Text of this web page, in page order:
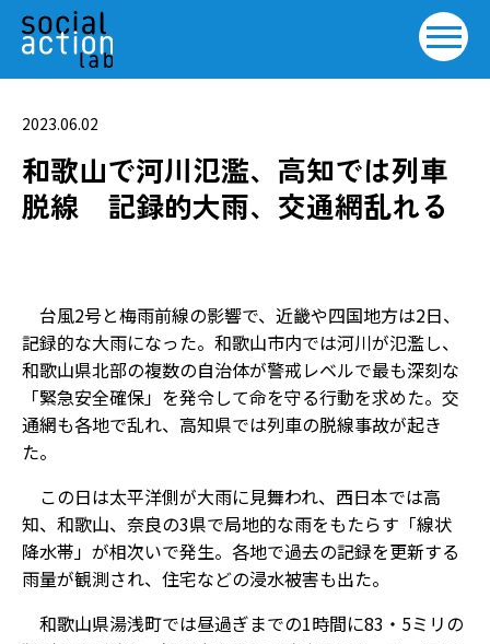
2023.06.02
和歌山で河川氾濫、高知では列車
脱線 記録的大雨、交通網乱れる
台風2号と梅雨前線の影響で、近畿や四国地方は2日、
記録的な大雨になった。和歌山市内では河川が氾濫し、
和歌山県北部の複数の自治体が警戒レベルで最も深刻な
「緊急安全確保」を発令して命を守る行動を求めた。交
通網も各地で乱れ、高知県では列車の脱線事故が起き
た。
この日は太平洋側が大雨に見舞われ、西日本では高
知、和歌山、奈良の3県で局地的な雨をもたらす「線状
降水帯」が相次いで発生。各地で過去の記録を更新する
雨量が観測され、住宅などの浸水被害も出た。
和歌山県湯浅町では昼過ぎまでの1時間に83・5ミリの